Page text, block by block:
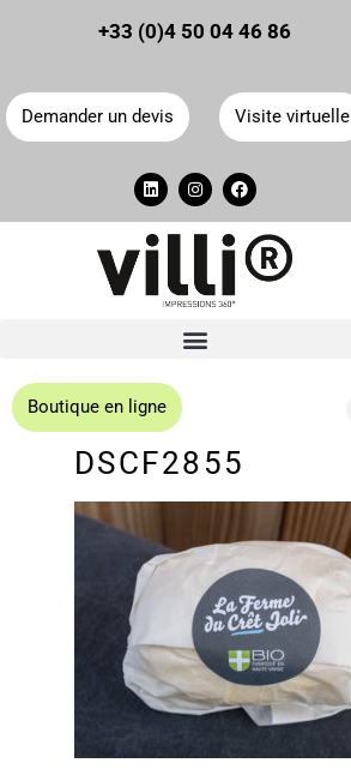
Panneau de gestion des cookies
+33 (0)4 50 04 46 86
Demander un devis Visite virtuelle
Boutique en ligne
DSCF2855